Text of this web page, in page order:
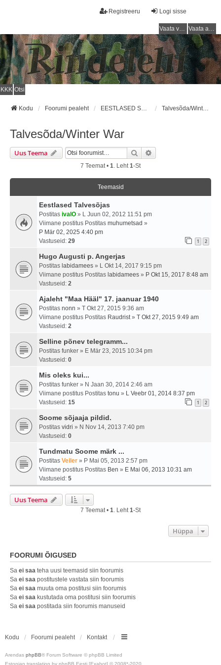
Logi sisse
Registreeru
Vaata vastamata teemasi Vaata aktiivseid teemasid
KKK Otsi
Kodu Foorumi pealeht EESTLASED SOOME ARMEES / ESTONIANS IN FINNISH ARMY Talvesõda/Winter War
Talvesõda/Winter War
Uus Teema Otsi
7 Teemat • 1. Leht1-st
Teemasid
Eestlased Talvesõjas
Postitas ivalO » L Juun 02, 2012 11:51 pm
Viimane postitus Postitas muhumetsad »
P Mär 02, 2025 4:40 pm
Vastuseid: 29 1 2
Hugo Augusti p. Angerjas
Postitas labidamees » L Okt 14, 2017 9:15 pm
Viimane postitus Postitas labidamees » P Okt 15, 2017 8:48 am
Vastuseid: 2
Ajaleht "Maa Hääl" 17. jaanuar 1940
Postitas nonn » T Okt 27, 2015 9:36 am
Viimane postitus Postitas Raudrist» T Okt 27, 2015 9:49 am
Vastuseid: 2
Selline põnev telegramm...
Postitas funker » E Mär 23, 2015 10:34 pm
Vastuseid: 0
Mis oleks kui...
Postitas funker » N Jaan 30, 2014 2:46 am
Viimane postitus Postitas tonu » L Veebr 01, 2014 8:37 pm
Vastuseid: 15 1 2
Soome sõjaaja pildid.
Postitas vidri » N Nov 14, 2013 7:40 pm
Vastuseid: 0
Tundmatu Soome märk ...
Postitas Veiler » P Mai 05, 2013 2:57 pm
Viimane postitus Postitas Ben » E Mai 06, 2013 10:31 am
Vastuseid: 5
Uus Teema
7 Teemat • 1. Leht1-st
Hüppa
FOORUMI ÕIGUSED
Sa ei saa teha uusi teemasid siin foorumis
Sa ei saa postitustele vastata siin foorumis
Sa ei saa muuta oma postitusi siin foorumis
Sa ei saa kustutada oma postitusi siin foorumis
Sa ei saa postitada siin foorumis manuseid
Kodu Foorumi pealeht Kontakt
Arendas phpBB® Forum Software © phpBB Limited
Estonian translation by phpBB Eesti [Exabot] © 2008*-2020